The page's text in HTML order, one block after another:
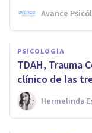
Avance
PSICOLOGÍA
TDAH, Trauma
clínico de las
Hermelinda